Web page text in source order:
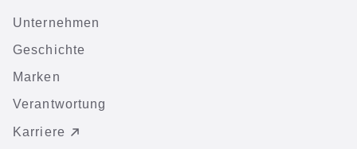
Unternehmen
Geschichte
Marken
Verantwortung
Karriere